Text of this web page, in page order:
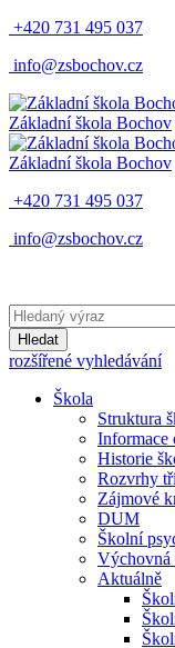
+420 731 495 037
info@zsbochov.cz
Základní škola Bochov
Základní škola Bochov
+420 731 495 037
info@zsbochov.cz
Hledat
rozšířené vyhledávání
Škola
Struktura
Informace
Historie
Rozvrhy
Zájmové
DUM
Školní
Výchovná
Aktuálně